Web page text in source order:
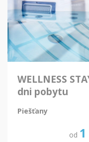
WELLNESS
dni pobytu
Piešťany
od